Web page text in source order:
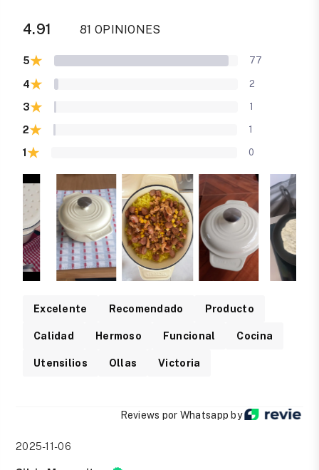
4.91 81 OPINIONES
5★ 77
4★ 2
3★ 1
2★ 1
1 ★ 0
Excelente Recomendado Producto
Calidad Hermoso Funcional Cocina
Utensilios Ollas Victoria
Reviews por Whatsapp by
2025-11-06